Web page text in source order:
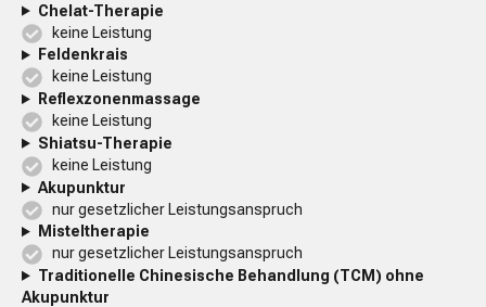
Chelat-Therapie
keine Leistung
Feldenkrais
keine Leistung
Reflexzonenmassage
keine Leistung
Shiatsu-Therapie
keine Leistung
Akupunktur
nur gesetzlicher Leistungsanspruch
Misteltherapie
nur gesetzlicher Leistungsanspruch
Traditionelle Chinesische Behandlung (TCM) ohne
Akupunktur